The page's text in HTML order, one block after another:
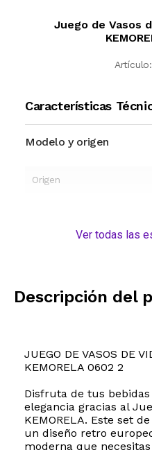
Juego de Vasos
Artículo:
Características
Modelo y origen
Origen
Ver todas las
Descripción del
JUEGO DE VASOS DE
KEMORELA 0602 2
Disfruta de tus
elegancia gracias al
KEMORELA. Este set
un diseño retro
moderna que